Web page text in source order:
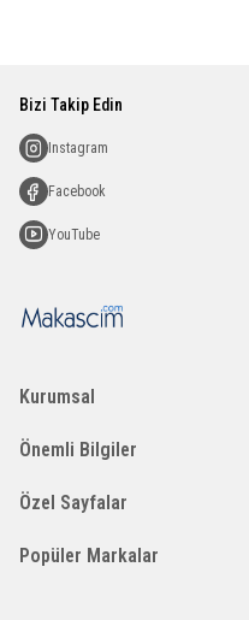
Kurumsal
Önemli Bilgiler
Özel Sayfalar
Popüler Markalar
Bizi Takip Edin
Instagram
Facebook
YouTube